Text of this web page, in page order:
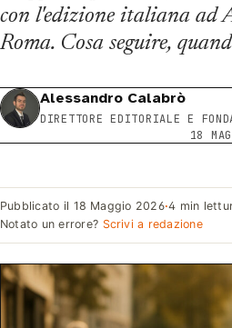
con l'edizione italiana ad
Roma. Cosa seguire,
Alessandro Calabrò
DIRETTORE EDITORIALE E
18
Pubblicato il 18 Maggio 2026·4 min
Notato un errore? Scrivi a redazione